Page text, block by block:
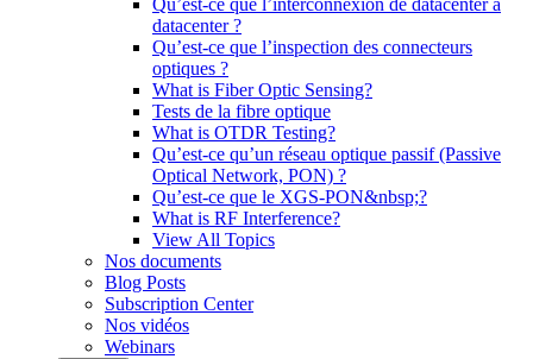
Qu’est-ce que l’interconnexion de datacenter à
datacenter ?
Qu’est-ce que l’inspection des connecteurs
optiques ?
What is Fiber Optic Sensing?
Tests de la fibre optique
What is OTDR Testing?
Qu’est-ce qu’un réseau optique passif (Passive
Optical Network, PON) ?
Qu’est-ce que le XGS-PON&nbsp;?
What is RF Interference?
View All Topics
Nos documents
Blog Posts
Subscription Center
Nos vidéos
Webinars